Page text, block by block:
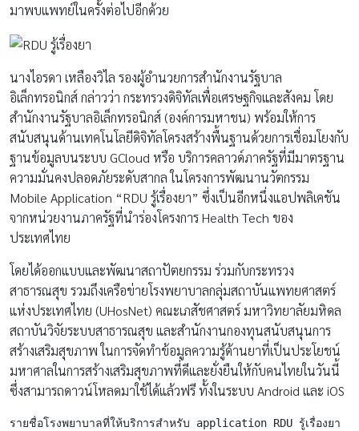
มาพบแพทย์ในครั้งต่อไปอีกด้วย
นางไอรดา เหลืองวิไล รองผู้อำนวยการสำนักงานรัฐบาล
อิเล็กทรอนิกส์ กล่าวว่า กระทรวงดิจิทัลเพื่อเศรษฐกิจและสังคม โดย
สำนักงานรัฐบาลอิเล็กทรอนิกส์ (องค์การมหาชน) พร้อมให้การ
สนับสนุนด้านเทคโนโลยีดิจิทัลโครงสร้างพื้นฐานด้วยการเชื่อมโยงกับ
ฐานข้อมูลบนระบบ GCloud หรือ บริการคลาวด์ภาครัฐที่มีมาตรฐาน
ความมั่นคงปลอดภัยระดับสากล ในโครงการพัฒนานวัตกรรม
Mobile Application “RDU รู้เรื่องยา” ซึ่งเป็นอีกหนึ่งแอปพลิเคชัน
จากหน่วยงานภาครัฐที่นำร่องโครงการ Health Tech ของ
ประเทศไทย
โดยได้ออกแบบและพัฒนาสถาปัตยกรรม ร่วมกับกระทรวง
สาธารณสุข รวมถึงเครือข่ายโรงพยาบาลกลุ่มสถาบันแพทยศาสตร์
แห่งประเทศไทย (UHosNet) คณะเภสัชศาสตร์ มหาวิทยาลัยมหิดล
สถาบันวิจัยระบบสาธารณสุข และสำนักงานกองทุนสนับสนุนการ
สร้างเสริมสุขภาพ ในการจัดทำข้อมูลความรู้ด้านยาที่เป็นประโยชน์
มหาศาลในการสร้างเสริมสุขภาพที่ดีและยั่งยืนให้กับคนไทยในวันนี้
ซึ่งสามารถดาวน์โหลดมาใช้ได้แล้วฟรี ทั้งในระบบ Android และ iOS
รายชื่อโรงพยาบาลที่ให้บริการสำหรับ application RDU รู้เรื่องยา